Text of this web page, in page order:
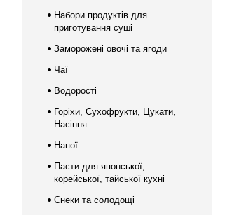
Набори продуктів для
приготування суші
Заморожені овочі та ягоди
Чаї
Водорості
Горіхи, Сухофрукти, Цукати,
Насіння
Напої
Пасти для японської,
корейської, тайської кухні
Снеки та солодощі